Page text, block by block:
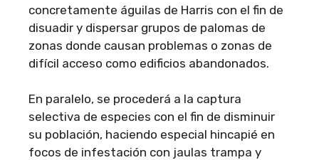
concretamente águilas de Harris con el fin de
disuadir y dispersar grupos de palomas de
zonas donde causan problemas o zonas de
difícil acceso como edificios abandonados.
En paralelo, se procederá a la captura
selectiva de especies con el fin de disminuir
su población, haciendo especial hincapié en
focos de infestación con jaulas trampa y